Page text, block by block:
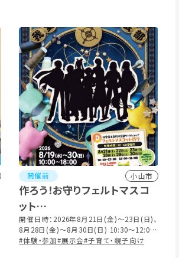
開催前 小山市
作ろう！お守りフェルトマスコ
ット
我愛留土高校手芸部ワークシ
ョップ
開催日時：2026年8月21日(金)～23日(日)、
8月28日(金)～8月30日(日) 10:30～12:00、
13:00～16:00内で随時開催
#体験・参加#展示会#子育て・親子向け